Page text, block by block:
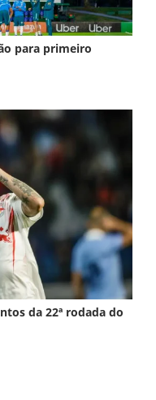
para primeiro
da 22ª rodada do